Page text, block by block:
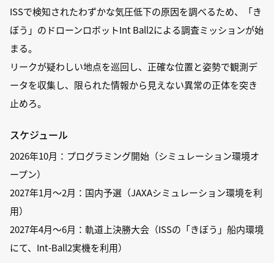
ISSで検知されたわずかな気圧低下の原因を調べるため、「き
ぼう」のドローンロボットInt Ball2による調査ミッションが始
まる。
リークが疑わしい地点を巡回し、正確な位置と姿勢で観測デ
ータを収集し、限られた情報から見えない異常の正体を突き
止めろ。
スケジュール
2026年10月：プログラミング開始（シミュレーション環境オ
ープン）
2027年1月～2月：国内予選（JAXAシミュレーション環境を利
用）
2027年4月～6月：軌道上決勝大会（ISSの「きぼう」船内環境
にて、Int-Ball2実機を利用）